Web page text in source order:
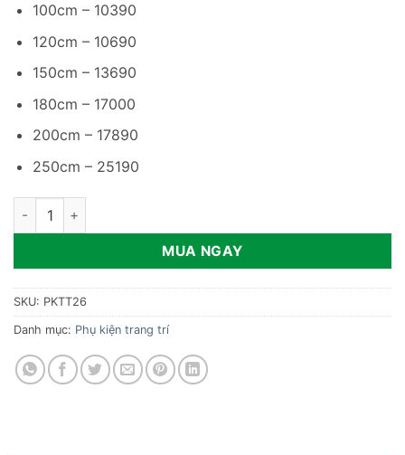
100cm – 10390
120cm – 10690
150cm – 13690
180cm – 17000
200cm – 17890
250cm – 25190
Lò sưởi điện 3D mô phỏng ngọn lửa PKTT26 số lượng
MUA NGAY
SKU: PKTT26
Danh mục: Phụ kiện trang trí